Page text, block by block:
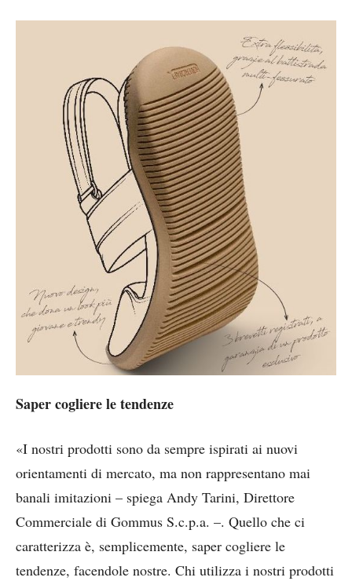
Saper cogliere le tendenze
«I nostri prodotti sono da sempre ispirati ai nuovi
orientamenti di mercato, ma non rappresentano mai
banali imitazioni – spiega Andy Tarini, Direttore
Commerciale di Gommus S.c.p.a. –. Quello che ci
caratterizza è, semplicemente, saper cogliere le
tendenze, facendole nostre. Chi utilizza i nostri prodotti